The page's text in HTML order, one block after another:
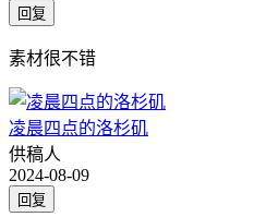
回复
素材很不错
凌晨四点的洛杉矶
供稿人
2024-08-09
回复